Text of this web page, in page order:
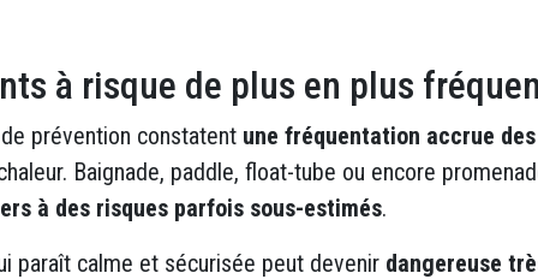
à risque de plus en plus
prévention constatent une fréquentation accrue
Baignade, paddle, float-tube ou encore
à des risques parfois sous-estimés.
paraît calme et sécurisée peut devenir dangereuse